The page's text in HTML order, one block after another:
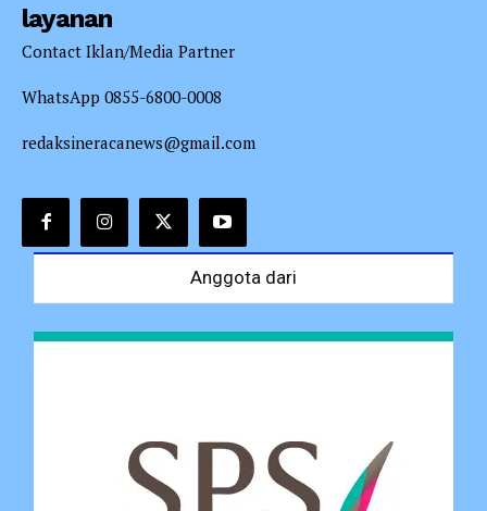
layanan
Contact Iklan/Media Partner
WhatsApp 0855-6800-0008
redaksineracanews@gmail.com
Anggota dari